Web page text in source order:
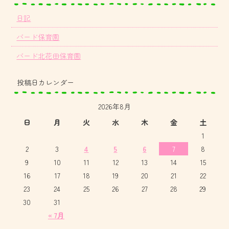
日記
バード保育園
バード北花田保育園
投稿日カレンダー
2026年8月
日
月 火 水 木 金 土
« 7月
1
2
3 4 5 6 7
8
9
10 11 12 13 14
15
16
17 18 19 20 21
22
23
24 25 26 27 28
29
30
31